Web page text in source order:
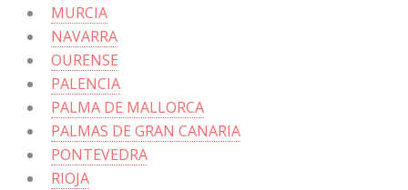
MURCIA
NAVARRA
OURENSE
PALENCIA
PALMA DE MALLORCA
PALMAS DE GRAN CANARIA
PONTEVEDRA
RIOJA